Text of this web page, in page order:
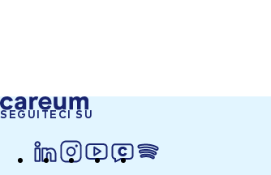
SEGUITECI SU